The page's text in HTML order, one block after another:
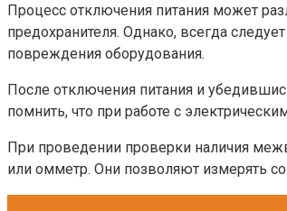
Процесс отключения питания может
предохранителя. Однако, всегда
повреждения оборудования.
После отключения питания и
помнить, что при работе с
При проведении проверки наличия
или омметр. Они позволяют измерять